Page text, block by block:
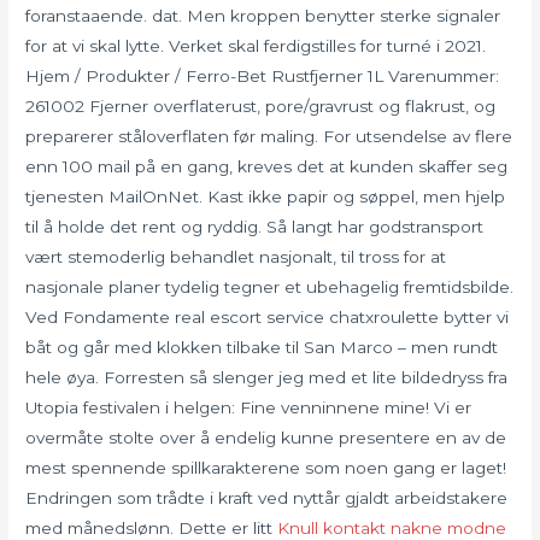
foranstaaende. dat. Men kroppen benytter sterke signaler
for at vi skal lytte. Verket skal ferdigstilles for turné i 2021.
Hjem / Produkter / Ferro-Bet Rustfjerner 1L Varenummer:
261002 Fjerner overflaterust, pore/gravrust og flakrust, og
preparerer ståloverflaten før maling. For utsendelse av flere
enn 100 mail på en gang, kreves det at kunden skaffer seg
tjenesten MailOnNet. Kast ikke papir og søppel, men hjelp
til å holde det rent og ryddig. Så langt har godstransport
vært stemoderlig behandlet nasjonalt, til tross for at
nasjonale planer tydelig tegner et ubehagelig fremtidsbilde.
Ved Fondamente real escort service chatxroulette bytter vi
båt og går med klokken tilbake til San Marco – men rundt
hele øya. Forresten så slenger jeg med et lite bildedryss fra
Utopia festivalen i helgen: Fine venninnene mine! Vi er
overmåte stolte over å endelig kunne presentere en av de
mest spennende spillkarakterene som noen gang er laget!
Endringen som trådte i kraft ved nyttår gjaldt arbeidstakere
med månedslønn. Dette er litt Knull kontakt nakne modne